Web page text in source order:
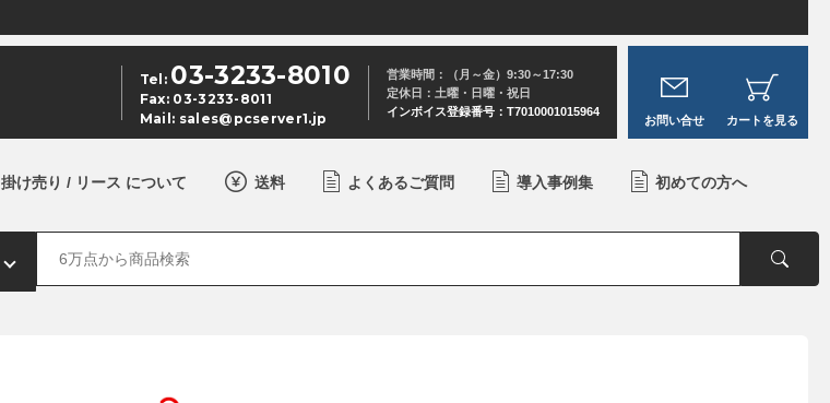
Tel: 03-3233-8010
Fax: 03-3233-8011
Mail: sales@pcserver1.jp
営業時間：（月～金）9:30～17:30
定休日：土曜・日曜・祝日
インボイス登録番号：T7010001015964
お問い合せ カートを見る
掛け売り / リース について 送料 よくあるご質問 導入事例集 初めての方へ